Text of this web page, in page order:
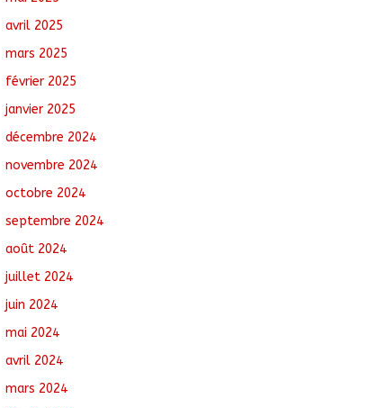
avril 2025
mars 2025
février 2025
janvier 2025
décembre 2024
novembre 2024
octobre 2024
septembre 2024
août 2024
juillet 2024
juin 2024
mai 2024
avril 2024
mars 2024